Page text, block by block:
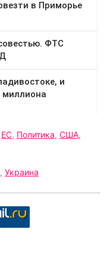
ЕС, Политика, США,
, Украина